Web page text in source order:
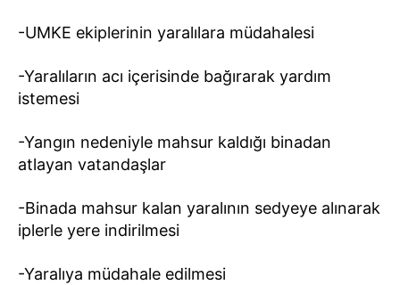
-UMKE ekiplerinin yaralılara müdahalesi
-Yaralıların acı içerisinde bağırarak yardım
istemesi
-Yangın nedeniyle mahsur kaldığı binadan
atlayan vatandaşlar
-Binada mahsur kalan yaralının sedyeye alınarak
iplerle yere indirilmesi
-Yaralıya müdahale edilmesi